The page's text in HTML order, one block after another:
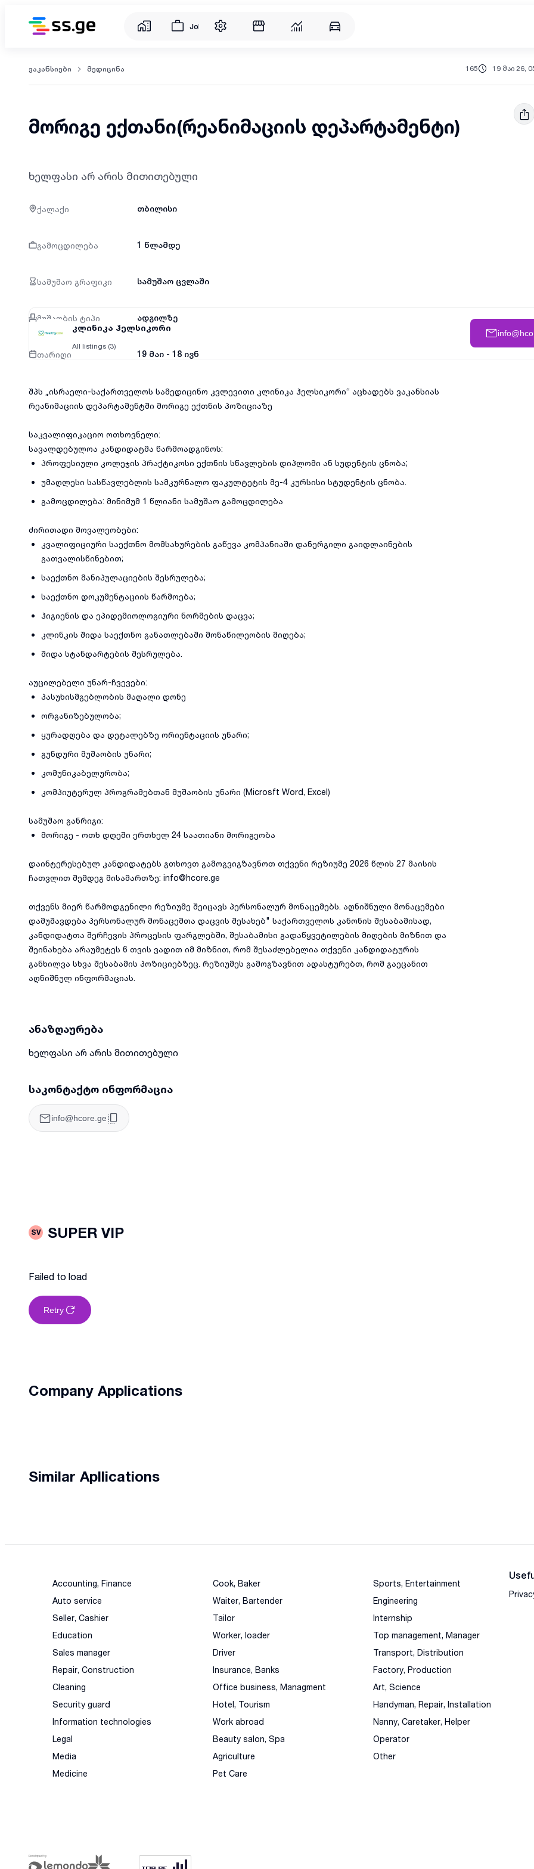
Jobs
ვაკანსიები მედიცინა 165 19 მაი 26,
მორიგე ექთანი(რეანიმაციის დეპარტამენტი)
ხელფასი არ არის მითითებული
ქალაქი თბილისი
გამოცდილება 1 წლამდე
სამუშაო გრაფიკი სამუშაო ცვლაში
მუშაობის ტიპი ადგილზე
თარიღი 19 მაი - 18 ივნ
კლინიკა ჰელსიკორი
All listings (3)
შპს „ისრაელი-საქართველოს სამედიცინო კვლევითი კლინიკა ჰელსიკორი“ აცხადებს ვაკანსიას
რეანიმაციის დეპარტამენტში მორიგე ექთნის პოზიციაზე
საკვალიფიკაციო ოთხოვნელი:
სავალდებულოა კანდიდატმა წარმოადგინოს:
პროფესიული კოლეჯის პრაქტიკოსი ექთნის სწავლების დიპლომი ან სუდენტის ცნობა;
უმაღლესი სასწავლებლის სამკურნალო ფაკულტეტის მე-4 კურსისი სტუდენტის ცნობა.
გამოცდილება: მინიმუმ 1 წლიანი სამუშაო გამოცდილება
ძირითადი მოვალეობები:
კვალიფიციური საექთნო მომსახურების გაწევა კომპანიაში დანერგილი გაიდლაინების
გათვალისწინებით;
საექთნო მანიპულაციების შესრულება;
საექთნო დოკუმენტაციის წარმოება;
ჰიგიენის და ეპიდემიოლოგიური ნორმების დაცვა;
კლინკის შიდა საექთნო განათლებაში მონაწილეობის მიღება;
შიდა სტანდარტების შესრულება.
აუცილებელი უნარ-ჩვევები:
პასუხისმგებლობის მაღალი დონე
ორგანიზებულობა;
ყურადღება და დეტალებზე ორიენტაციის უნარი;
გუნდური მუშაობის უნარი;
კომუნიკაბელურობა;
კომპიუტერულ პროგრამებთან მუშაობის უნარი (Microsft Word, Excel)
სამუშაო განრიგი:
მორიგე - ოთხ დღეში ერთხელ 24 საათიანი მორიგეობა
დაინტერესებულ კანდიდატებს გთხოვთ გამოგვიგზავნოთ თქვენი რეზიუმე 2026 წლის 27 მაისის
ჩათვლით შემდეგ მისამართზე: info@hcore.ge
თქვენს მიერ წარმოდგენილი რეზიუმე შეიცავს პერსონალურ მონაცემებს. აღნიშნული მონაცემები
დამუშავდება პერსონალურ მონაცემთა დაცვის შესახებ" საქართველოს კანონის შესაბამისად,
კანდიდატთა შერჩევის პროცესის ფარგლებში, შესაბამისი გადაწყვეტილების მიღების მიზნით და
შეინახება არაუმეტეს 6 თვის ვადით იმ მიზნით, რომ შესაძლებელია თქვენი კანდიდატურის
განხილვა სხვა შესაბამის პოზიციებზეც. რეზიუმეს გამოგზავნით ადასტურებთ, რომ გაეცანით
აღნიშნულ ინფორმაციას.
ანაზღაურება
ხელფასი არ არის მითითებული
საკონტაქტო ინფორმაცია
info@hcore.ge
SV SUPER VIP
Failed to load
Retry
Company Applications
Similar Apllications
Accounting, Finance
Auto service
Seller, Cashier
Education
Sales manager
Repair, Construction
Cleaning
Security guard
Information technologies
Legal
Media
Medicine
Cook, Baker
Waiter, Bartender
Tailor
Worker, loader
Driver
Insurance, Banks
Office business, Managment
Hotel, Tourism
Work abroad
Beauty salon, Spa
Agriculture
Pet Care
Sports, Entertainment
Engineering
Internship
Top management, Manager
Transport, Distribution
Factory, Production
Art, Science
Handyman, Repair, Installation
Nanny, Caretaker, Helper
Operator
Other